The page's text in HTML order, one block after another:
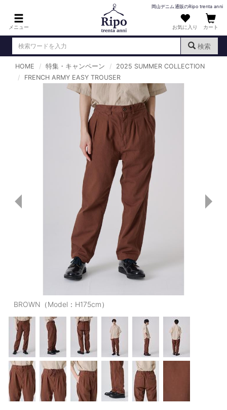
メニュー
岡山デニム通販のRipo trenta anni
お気に入り カート
検索
ログイン （新規会員登録）
DENIM : デニム
TOPS : トップス
T-SHIRT : Tシャツ
KNIT : ニット
SHIRT : シャツ
OUTERS : アウター
LADIES : レディース
DENIM : デニム
PANTS/SKIRT : パンツ・スカート
TOPS : トップス
OUTERS : アウター
OUTLET : アウトレット
MENS : メンズ
LADIES : レディース
HOME 特集・キャンペーン
2025 SUMMER COLLECTION
FRENCH ARMY EASY TROUSER
BROWN（Model：H175cm）